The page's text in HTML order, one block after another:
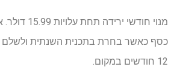
מנוי חודשי
12 חודשים במקום.